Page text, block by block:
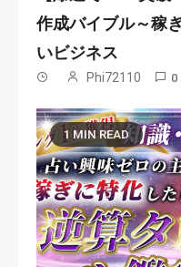
作成バイブル～稼
いビジネス
Phi72110 0
1 MIN READ